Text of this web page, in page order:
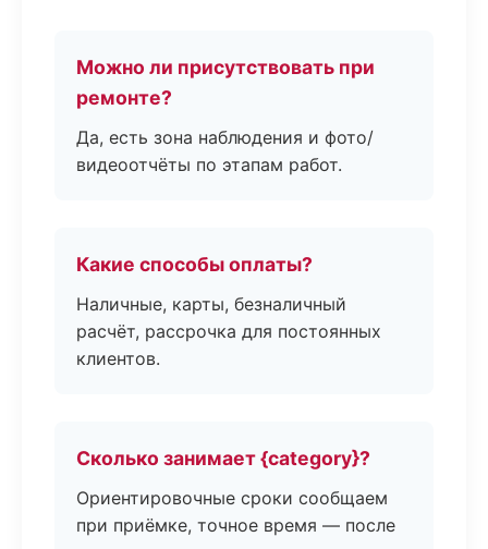
Можно ли присутствовать при
ремонте?
Да, есть зона наблюдения и фото/
видеоотчёты по этапам работ.
Какие способы оплаты?
Наличные, карты, безналичный
расчёт, рассрочка для постоянных
клиентов.
Сколько занимает {category}?
Ориентировочные сроки сообщаем
при приёмке, точное время — после